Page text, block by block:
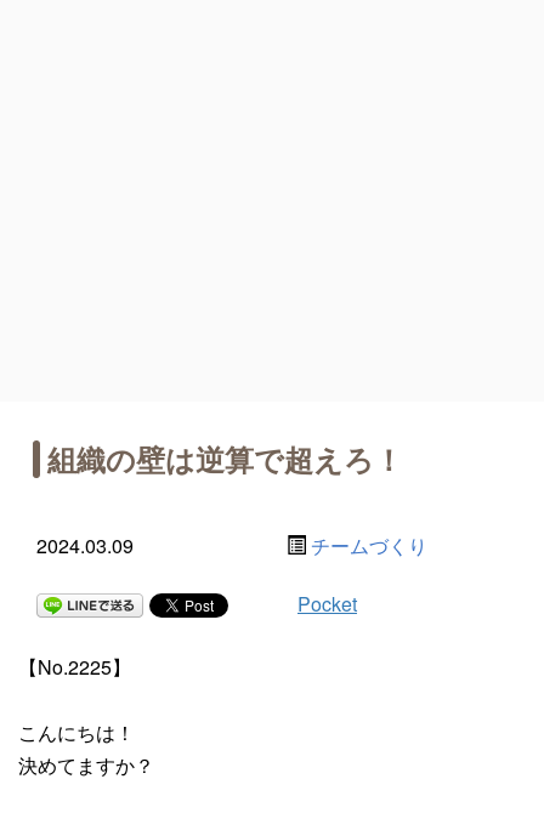
組織の壁は逆算で超えろ！
2024.03.09 チームづくり
Pocket
【No.2225】
こんにちは！
決めてますか？